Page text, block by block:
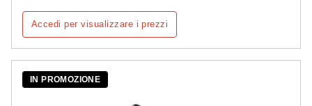
Accedi per visualizzare i prezzi
IN PROMOZIONE